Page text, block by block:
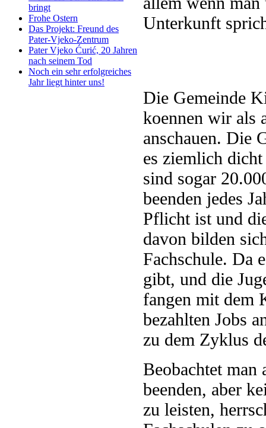
bringt
Frohe Ostern
Das Projekt: Freund des
Pater-Vjeko-Zentrum
Pater Vjeko Ćurić, 20 Jahren
nach seinem Tod
Noch ein sehr erfolgreiches
Jahr liegt hinter uns!
Unterkunft
Die Gemeinde
koennen wir als
anschauen. Die
es ziemlich
sind sogar
beenden jedes
Pflicht ist und
davon bilden
Fachschule. Da
gibt, und die
fangen mit dem
bezahlten Jobs
zu dem Zyklus
Beobachtet man
beenden, aber
zu leisten,